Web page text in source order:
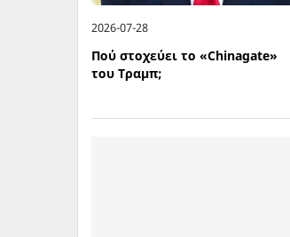
2026-07-28
Πού στοχεύει το «Chinagate»
του Τραμπ;